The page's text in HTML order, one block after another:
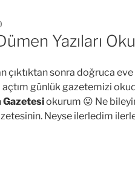
)
Yazıları
çıktıktan sonra doğruca
açtım günlük gazetemizi
Gazetesiokurum 😛 Ne
Neyse ilerledim